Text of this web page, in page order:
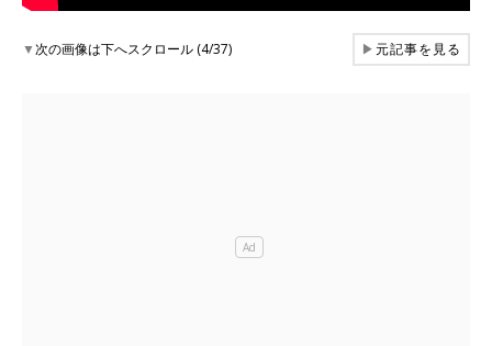
▼次の画像は下へスクロール (4/37) ▶元記事を見る